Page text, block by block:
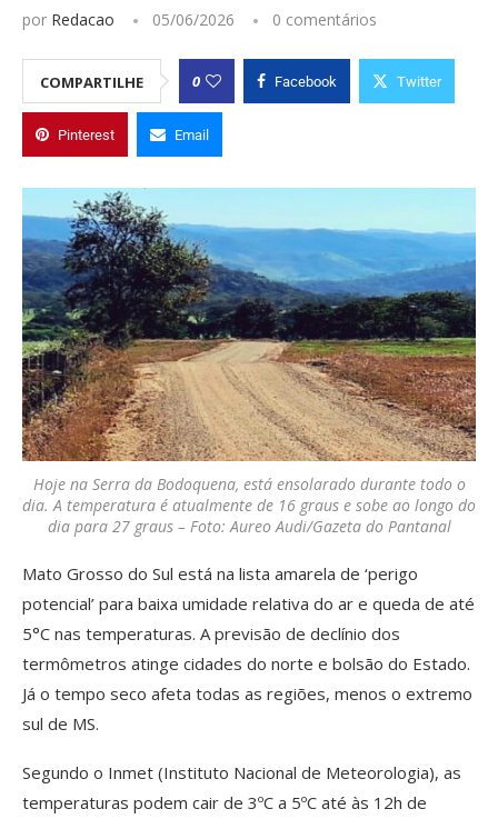
por Redacao 05/06/2026 0 comentários
COMPARTILHE 0 Facebook Twitter
Pinterest Email
Hoje na Serra da Bodoquena, está ensolarado durante todo o
dia. A temperatura é atualmente de 16 graus e sobe ao longo do
dia para 27 graus – Foto: Aureo Audi/Gazeta do Pantanal
Mato Grosso do Sul está na lista amarela de ‘perigo
potencial’ para baixa umidade relativa do ar e queda de até
5°C nas temperaturas. A previsão de declínio dos
termômetros atinge cidades do norte e bolsão do Estado.
Já o tempo seco afeta todas as regiões, menos o extremo
sul de MS.
Segundo o Inmet (Instituto Nacional de Meteorologia), as
temperaturas podem cair de 3ºC a 5ºC até às 12h de